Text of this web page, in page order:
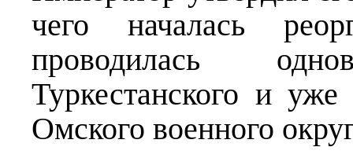
чего началась
проводилась
Туркестанского и
Омского военного